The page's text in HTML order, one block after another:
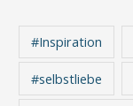
#Inspiration
#selbstliebe